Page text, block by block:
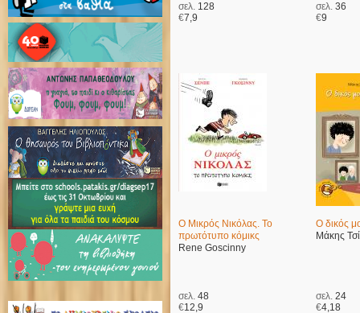
σελ. 128
€7,9
σελ. 36
€9
Ο Μικρός Νικόλας. Το
πρωτότυπο κόμικς
Rene Goscinny
σελ. 48
€12,9
Ο δικός
Μάκης
σελ. 24
€4,18